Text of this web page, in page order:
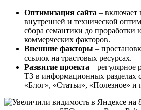
Оптимизация сайта – включает
внутренней и технической
сбора семантики до проработки
коммерческих факторов.
Внешние факторы –
ссылок на трастовых ресурсах.
Развитие проекта – регулярное
ТЗ в информационных разделах
«Блог», «Статьи», «Полезное» и